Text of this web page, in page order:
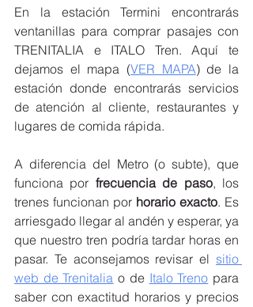
En la estación Termini encontrarás
ventanillas para comprar pasajes con
TRENITALIA e ITALO Tren. Aquí te
dejamos el mapa (VER MAPA) de la
estación donde encontrarás servicios
de atención al cliente, restaurantes y
lugares de comida rápida.
A diferencia del Metro (o subte), que
funciona por frecuencia de paso, los
trenes funcionan por horario exacto. Es
arriesgado llegar al andén y esperar, ya
que nuestro tren podría tardar horas en
pasar. Te aconsejamos revisar el sitio
web de Trenitalia o de Italo Treno para
saber con exactitud horarios y precios